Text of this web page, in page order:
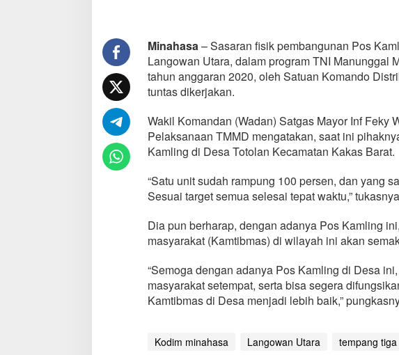
u
n
t
a
a
P
e
b
a
g
u
n
n
P
o
s
m
Minahasa– Sasaran fisik pembangunan Pos
Langowan Utara, dalam program TNI Manunggal
tahun anggaran 2020, oleh Satuan Komando
tuntas dikerjakan.
Wakil Komandan (Wadan) Satgas Mayor Inf Feky
Pelaksanaan TMMD mengatakan, saat ini
Kamling di Desa Totolan Kecamatan Kakas Barat.
“Satu unit sudah rampung 100 persen, dan yang
Sesuai target semua selesai tepat waktu,”
Dia pun berharap, dengan adanya Pos Kamling
masyarakat (Kamtibmas) di wilayah ini akan
“Semoga dengan adanya Pos Kamling di Desa
masyarakat setempat, serta bisa segera
Kamtibmas di Desa menjadi lebih baik,”
Kodim minahasa Langowan Utara tempang tiga